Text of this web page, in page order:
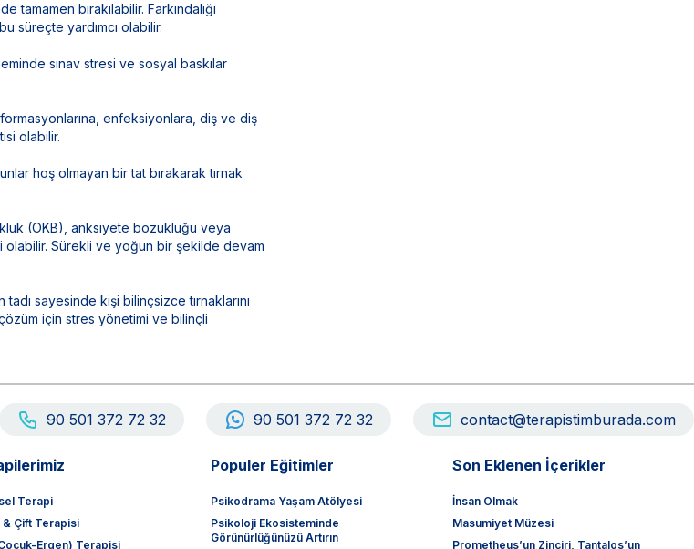
tamamen bırakılabilir. Farkındalığı
süreçte yardımcı olabilir.
sınav stresi ve sosyal baskılar
enfeksiyonlara, diş ve diş
olabilir.
hoş olmayan bir tat bırakarak tırnak
(OKB), anksiyete bozukluğu veya
Sürekli ve yoğun bir şekilde devam
sayesinde kişi bilinçsizce tırnaklarını
çözüm için stres yönetimi ve bilinçli
90 501 372 72 32 90 501 372 72 32 contact@terapistimburada.com
Terapi
& Çift Terapisi
Ergen) Terapisi
Populer Eğitimler
Psikodrama Yaşam Atölyesi
Psikoloji Ekosisteminde
Görünürlüğünüzü Artırın
Son Eklenen İçerikler
İnsan Olmak
Masumiyet Müzesi
Prometheus’un Zinciri, Tantalos’un